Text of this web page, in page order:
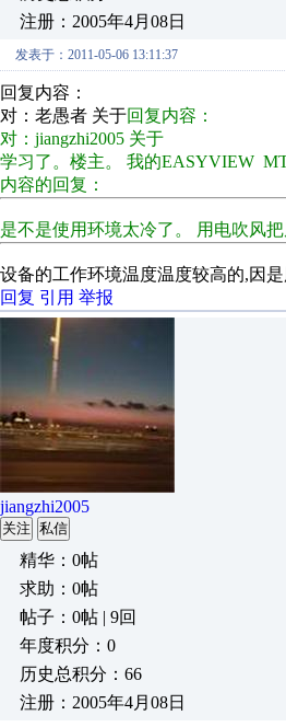
注册：2005年4月08日
发表于：2011-05-06 13:11:37
回复内容：
对：老愚者 关于回复内容：
对：jiangzhi2005 关于
学习了。楼主。 我的EASYVIEW
内容的回复：
是不是使用环境太冷了。 用电吹风
设备的工作环境温度温度较高的,因
回复 引用 举报
jiangzhi2005
关注 私信
精华：0帖
求助：0帖
帖子：0帖 | 9回
年度积分：0
历史总积分：66
注册：2005年4月08日